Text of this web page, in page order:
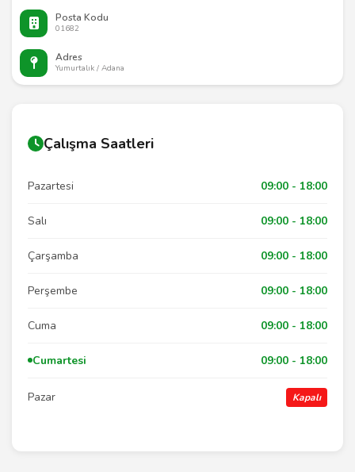
Posta Kodu
01682
Adres
Yumurtalık / Adana
Çalışma Saatleri
Pazartesi 09:00 - 18:00
Salı 09:00 - 18:00
Çarşamba 09:00 - 18:00
Perşembe 09:00 - 18:00
Cuma 09:00 - 18:00
Cumartesi 09:00 - 18:00
Pazar Kapalı